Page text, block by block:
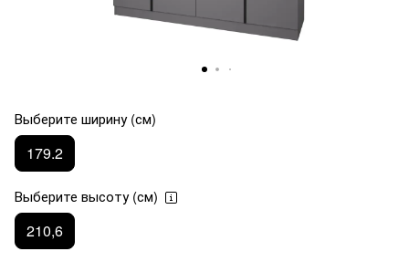
Выберите ширину (см)
179.2
Выберите высоту (см)
210,6